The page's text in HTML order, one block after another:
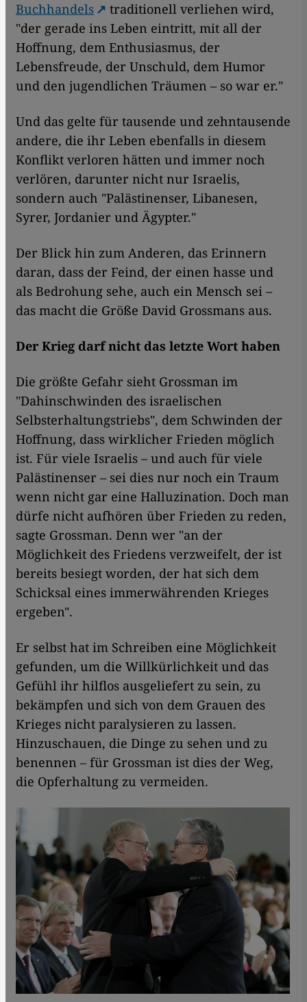
Buchhandels
traditionell verliehen wird,
"der gerade ins Leben eintritt, mit all der
Hoffnung, dem Enthusiasmus, der
Lebensfreude, der Unschuld, dem Humor
und den jugendlichen Träumen – so war er."
Und das gelte für tausende und zehntausende
andere, die ihr Leben ebenfalls in diesem
Konflikt verloren hätten und immer noch
verlören, darunter nicht nur Israelis,
sondern auch "Palästinenser, Libanesen,
Syrer, Jordanier und Ägypter."
Der Blick hin zum Anderen, das Erinnern
daran, dass der Feind, der einen hasse und
als Bedrohung sehe, auch ein Mensch sei –
das macht die Größe David Grossmans aus.
Der Krieg darf nicht das letzte Wort haben
Die größte Gefahr sieht Grossman im
"Dahinschwinden des israelischen
Selbsterhaltungstriebs", dem Schwinden der
Hoffnung, dass wirklicher Frieden möglich
ist. Für viele Israelis – und auch für viele
Palästinenser – sei dies nur noch ein Traum
wenn nicht gar eine Halluzination. Doch man
dürfe nicht aufhören über Frieden zu reden,
sagte Grossman. Denn wer "an der
Möglichkeit des Friedens verzweifelt, der ist
bereits besiegt worden, der hat sich dem
Schicksal eines immerwährenden Krieges
ergeben".
Er selbst hat im Schreiben eine Möglichkeit
gefunden, um die Willkürlichkeit und das
Gefühl ihr hilflos ausgeliefert zu sein, zu
bekämpfen und sich von dem Grauen des
Krieges nicht paralysieren zu lassen.
Hinzuschauen, die Dinge zu sehen und zu
benennen – für Grossman ist dies der Weg,
die Opferhaltung zu vermeiden.